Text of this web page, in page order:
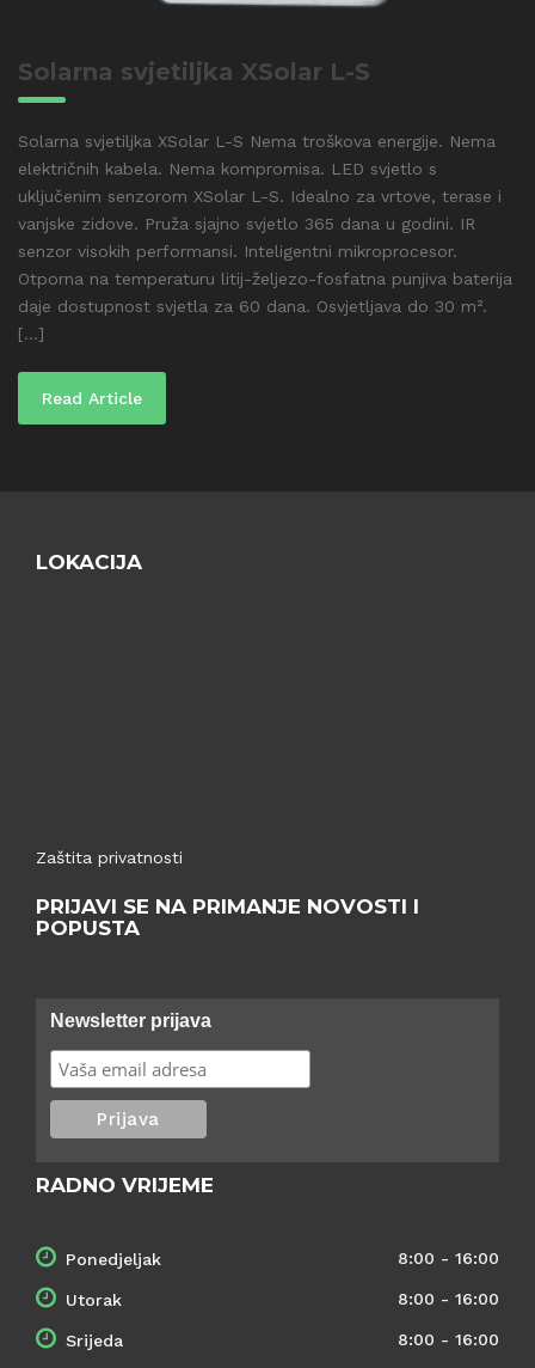
Solarna svjetiljka XSolar L-S
Solarna svjetiljka XSolar L-S Nema troškova energije. Nema
električnih kabela. Nema kompromisa. LED svjetlo s
uključenim senzorom XSolar L-S. Idealno za vrtove, terase i
vanjske zidove. Pruža sjajno svjetlo 365 dana u godini. IR
senzor visokih performansi. Inteligentni mikroprocesor.
Otporna na temperaturu litij-željezo-fosfatna punjiva baterija
daje dostupnost svjetla za 60 dana. Osvjetljava do 30 m².
[...]
Read Article
LOKACIJA
Zaštita privatnosti
PRIJAVI SE NA PRIMANJE NOVOSTI I
POPUSTA
Newsletter prijava
RADNO VRIJEME
Ponedjeljak 8:00 - 16:00
Utorak 8:00 - 16:00
Srijeda 8:00 - 16:00